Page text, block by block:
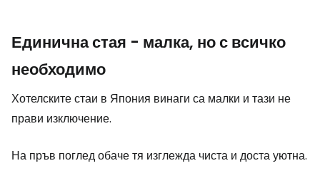
Единична стая - малка, но с всичко
необходимо
Хотелските стаи в Япония винаги са малки и тази не
прави изключение.
На пръв поглед обаче тя изглежда чиста и доста уютна.